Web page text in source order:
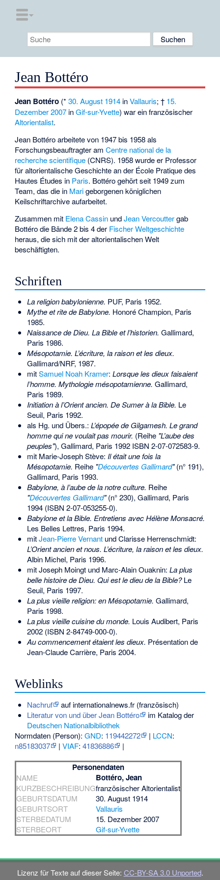
Jean Bottéro
Jean Bottéro (*30. August 1914 inVallauris; † 15.
Dezember 2007 inGif-sur-Yvette) war ein französischer
Altorientalist.
Jean Bottéro arbeitete von 1947 bis 1958 als
Forschungsbeauftragter amCentre national de la
recherche scientifique (CNRS). 1958 wurde er Professor
für altorientalische Geschichte an der École Pratique des
Hautes Études in Paris. Bottéro gehört seit 1949 zum
Team, das die in Marigeborgenen königlichen
Keilschriftarchive aufarbeitet.
Zusammen mit Elena Cassin undJean Vercouttergab
Bottéro die Bände 2 bis 4 der Fischer Weltgeschichte
heraus, die sich mit der altorientalischen Welt
beschäftigten.
Schriften
La religion babylonienne. PUF, Paris 1952.
Mythe et rite de Babylone. Honoré Champion, Paris
1985.
Naissance de Dieu. La Bible et l’historien. Gallimard,
Paris 1986.
Mésopotamie. L’écriture, la raison et les dieux.
Gallimard/NRF, 1987.
mitSamuel Noah Kramer: Lorsque les dieux faisaient
l’homme. Mythologie mésopotamienne. Gallimard,
Paris 1989.
Initiation à l’Orient ancien. De Sumer à la Bible. Le
Seuil, Paris 1992.
als Hg. und Übers.: L’épopée de Gilgamesh. Le grand
homme qui ne voulait pas mourir. (Reihe "L’aube des
peuples"), Gallimard, Paris 1992 ISBN 2-07-072583-9.
mit Marie-Joseph Stève: Il était une fois la
Mésopotamie. Reihe "Découvertes Gallimard"(n° 191),
Gallimard, Paris 1993.
Babylone, à l’aube de la notre culture. Reihe
"Découvertes Gallimard"(n° 230), Gallimard, Paris
1994 (ISBN 2-07-053255-0).
Babylone et la Bible. Entretiens avec Hélène Monsacré.
Les Belles Lettres, Paris 1994.
mitJean-Pierre Vernantund Clarisse Herrenschmidt:
L’Orient ancien et nous. L’écriture, la raison et les dieux.
Albin Michel, Paris 1996.
mit Joseph Moingt und Marc-Alain Ouaknin: La plus
belle histoire de Dieu. Qui est le dieu de la Bible?Le
Seuil, Paris 1997.
La plus vieille religion: en Mésopotamie. Gallimard,
Paris 1998.
La plus vieille cuisine du monde. Louis Audibert, Paris
2002 (ISBN 2-84749-000-0).
Au commencement étaient les dieux. Présentation de
Jean-Claude Carrière, Paris 2004.
Weblinks
Nachruf
auf internationalnews.fr (französisch)
Literatur von und über Jean Bottéro
im Katalog der
Deutschen Nationalbibliothek
Normdaten (Person):GND: 119442272 | LCCN:
n85183037
|VIAF:41836886 |
Personendaten
NAME Bottéro, Jean
KURZBESCHREIBUNGfranzösischer Altorientalist
GEBURTSDATUM
30. August 1914
GEBURTSORT
Vallauris
STERBEDATUM
15. Dezember 2007
STERBEORT
Gif-sur-Yvette
Lizenz für Texte auf dieser Seite: CC-BY-SA 3.0 Unported.